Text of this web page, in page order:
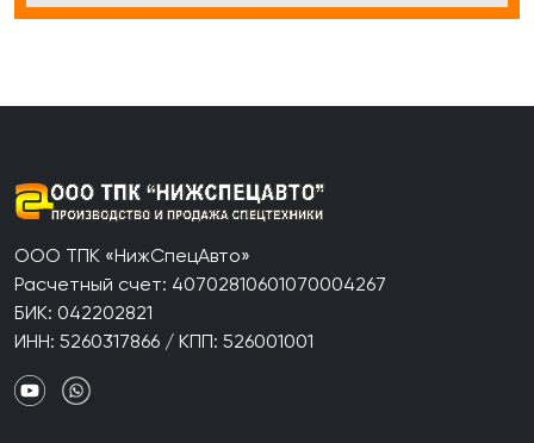
ООО ТПК «НижСпецАвто»
Расчетный счет: 40702810601070004267
БИК: 042202821
ИНН: 5260317866 / КПП: 526001001